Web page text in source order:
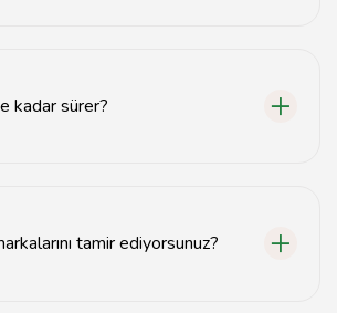
kadar sürer?
tamir ediyorsunuz?